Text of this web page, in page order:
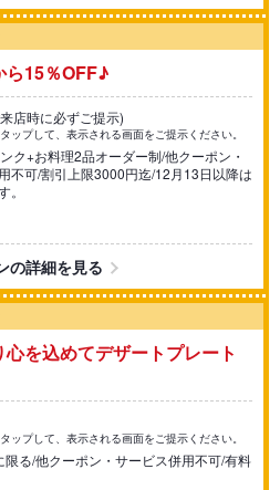
ら15％OFF♪
店時に必ずご提示)
ップして、表示される画面をご提示ください。
ク+お料理2品オーダー制/他クーポン・
不可/割引上限3000円迄/12月13日以降は
の詳細を見る
心を込めてデザートプレート
ップして、表示される画面をご提示ください。
る/他クーポン・サービス併用不可/有料